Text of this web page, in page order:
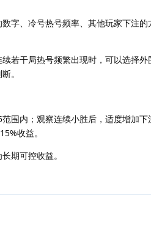
字、冷号热号频率、其他玩家下注
若干局热号频繁出现时，可以选择
。
围内；观察连续小胜后，适度增加
收益。
期可控收益。